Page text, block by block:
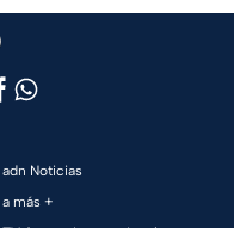
adn Noticias
a más +